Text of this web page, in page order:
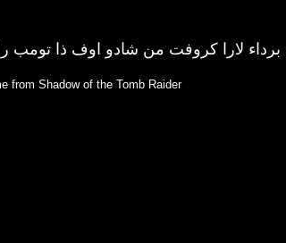
برداء لارا كروفت من شادو اوف ذا تومب
from Shadow of the Tomb Raider